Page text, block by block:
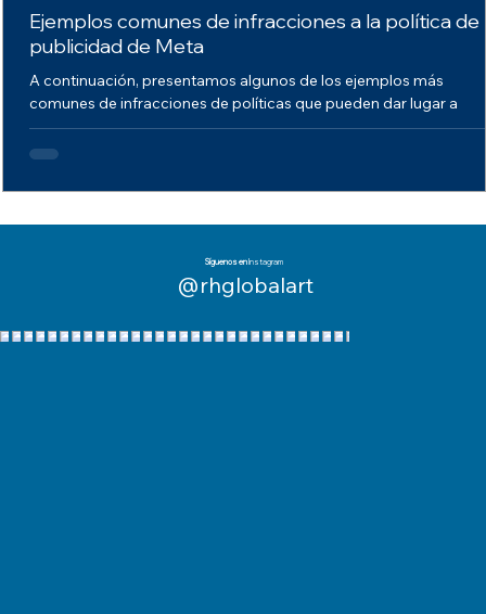
Ejemplos comunes de infracciones a la política de
publicidad de Meta
A continuación, presentamos algunos de los ejemplos más
comunes de infracciones de políticas que pueden dar lugar a
restricciones...
Síguenos enInstagram
@rhglobalart